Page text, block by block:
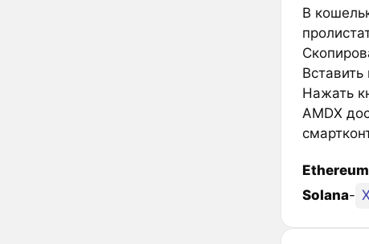
В
Вставить
Нажать
AMDX
Ethereum
Solana-